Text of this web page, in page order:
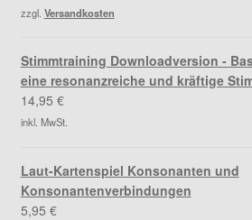
zzgl. Versandkosten
Stimmtraining Downloadversion -
eine resonanzreiche und kräftige
14,95 €
inkl. MwSt.
Laut-Kartenspiel Konsonanten und
Konsonantenverbindungen
5,95 €